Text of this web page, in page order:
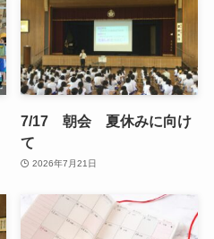
7/17 朝会 夏休みに向け
て
2026年7月21日